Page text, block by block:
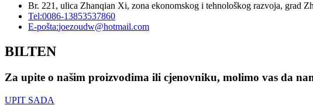
Br. 221, ulica Zhanqian Xi, zona ekonomskog i tehnološkog razvoja, grad
Tel:0086-13853537860
E-pošta:joezoudw@hotmail.com
BILTEN
Za upite o našim proizvodima ili cjenovniku, molimo vas da
UPIT SADA